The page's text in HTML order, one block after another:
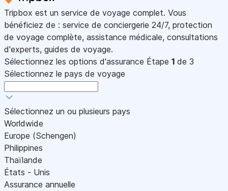
Tripbox est un service de voyage complet. Vous
bénéficiez de : service de conciergerie 24/7, protection
de voyage complète, assistance médicale, consultations
d'experts, guides de voyage.
Sélectionnez les options d'assurance Étape 1 de 3
Sélectionnez le pays de voyage
Sélectionnez un ou plusieurs pays
Worldwide
Europe (Schengen)
Philippines
Thaïlande
États - Unis
Assurance annuelle